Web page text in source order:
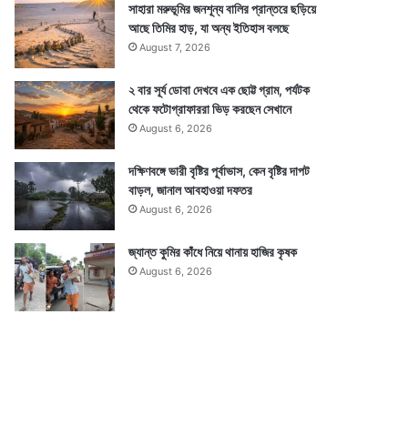
সাহারা মরুভূমির জনশূন্য বালির প্রান্তরে ছড়িয়ে
আছে তিমির হাড়, যা অন্য ইতিহাস বলছে
August 7, 2026
২ বার সূর্য ডোবা দেখবে এক ছোট্ট গ্রাম, পর্যটক
থেকে ফটোগ্রাফাররা ভিড় করছেন সেখানে
August 6, 2026
দক্ষিণবঙ্গে ভারী বৃষ্টির পূর্বাভাস, কেন বৃষ্টির দাপট
বাড়ল, জানাল আবহাওয়া দফতর
August 6, 2026
জ্যান্ত কুমির কাঁধে নিয়ে থানায় হাজির কৃষক
August 6, 2026